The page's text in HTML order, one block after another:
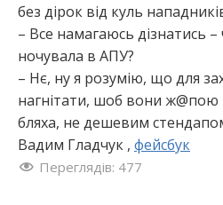
без дірок від куль
– Все намагаюсь дізнатись
ночувала в АПУ?
– Нє, ну я розумію, що для
нагнітати, шоб вони ж@пою
бляха, не дешевим
Вадим Гладчук , фейсбук
Переглядів: 477